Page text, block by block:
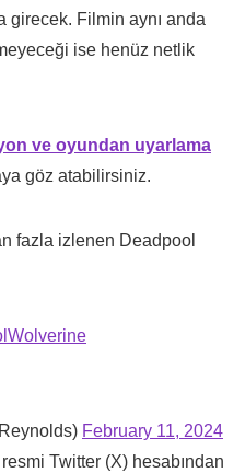
girecek. Filmin aynı anda
ise henüz netlik
ve oyundan uyarlama
göz atabilirsiniz.
fazla izlenen Deadpool
February 11, 2024
Twitter (X) hesabından